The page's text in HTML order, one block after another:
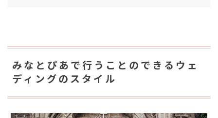
みなとぴあで行うことのできるウェ
ディングのスタイル